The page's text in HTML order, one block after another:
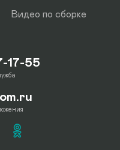
Видео по сборке
17-55